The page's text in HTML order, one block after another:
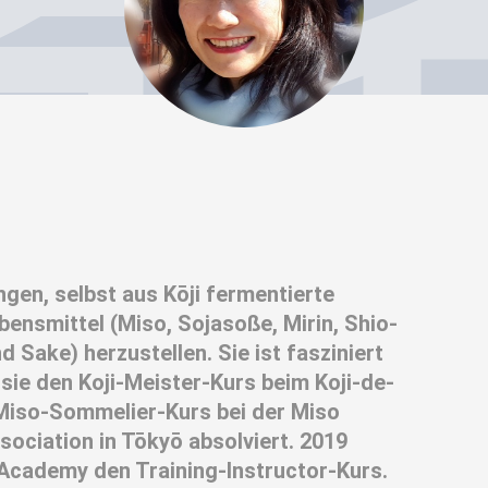
selbst aus Kōji fermentierte
(Miso, Sojasoße, Mirin, Shio-
Sake) herzustellen. Sie ist fasziniert
den Koji-Meister-Kurs beim Koji-de-
Sommelier-Kurs bei der Miso
in Tōkyō absolviert. 2019
den Training-Instructor-Kurs.